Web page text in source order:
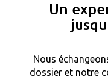
Un
Nous
dossier et notre